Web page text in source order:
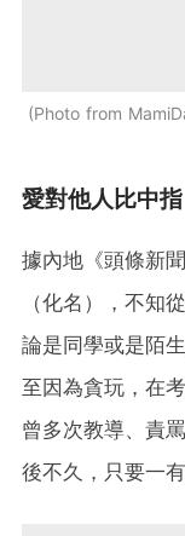
Photo from
愛對他人比中指
據內地《頭條新
（化名），不知
論是同學或是陌
至因為貪玩，在
曾多次教導、責
後不久，只要一